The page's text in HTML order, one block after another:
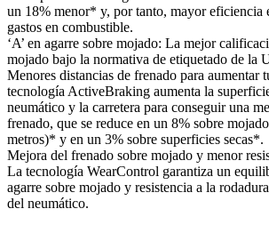
un 18% menor* y, por tanto, mayor eficiencia
gastos en combustible.
‘A’ en agarre sobre mojado: La mejor
mojado bajo la normativa de etiquetado de la
Menores distancias de frenado para aumentar
tecnología ActiveBraking aumenta la
neumático y la carretera para conseguir una
frenado, que se reduce en un 8% sobre
metros)* y en un 3% sobre superficies secas*.
Mejora del frenado sobre mojado y menor
La tecnología WearControl garantiza un
agarre sobre mojado y resistencia a la
del neumático.